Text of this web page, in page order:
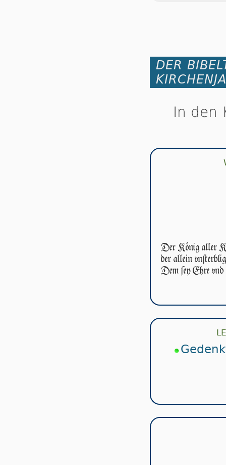
DER
In den
Der König aller
der allein
Dem ſey Ehre